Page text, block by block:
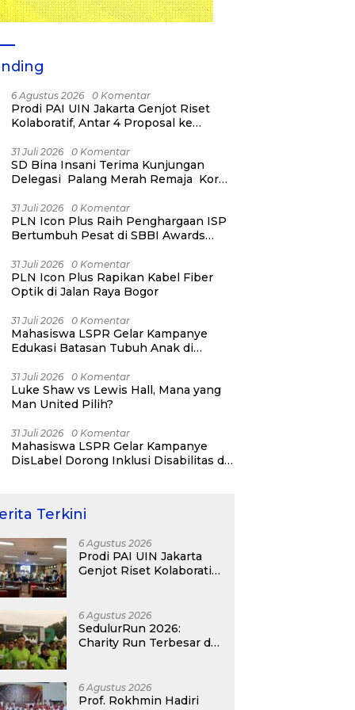
6 Agustus 2026 0 Komentar
Prodi PAI UIN Jakarta Genjot Riset
Kolaboratif, Antar 4 Proposal ke
31 Juli 2026 0 Komentar
SD Bina Insani Terima Kunjungan
Delegasi Palang Merah Remaja Korea
31 Juli 2026 0 Komentar
PLN Icon Plus Raih Penghargaan ISP
Bertumbuh Pesat di SBBI Awards
31 Juli 2026 0 Komentar
PLN Icon Plus Rapikan Kabel Fiber
Optik di Jalan Raya Bogor
31 Juli 2026 0 Komentar
Mahasiswa LSPR Gelar Kampanye
Edukasi Batasan Tubuh Anak di
31 Juli 2026 0 Komentar
Luke Shaw vs Lewis Hall, Mana yang
Man United Pilih?
31 Juli 2026 0 Komentar
Mahasiswa LSPR Gelar Kampanye
DisLabel Dorong Inklusi Disabilitas di
Terkini
6 Agustus 2026
Prodi PAI UIN Jakarta
Genjot Riset Kolaboratif,
6 Agustus 2026
SedulurRun 2026:
Charity Run Terbesar di
3.000 Peserta untuk
Dukung Pendidikan
6 Agustus 2026
Prof. Rokhmin Hadiri